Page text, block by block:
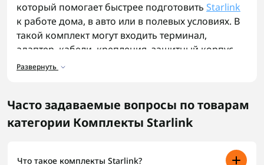
который помогает быстрее подготовить Starlink
к работе дома, в авто или в полевых условиях. В
такой комплект могут входить терминал,
адаптер, кабели, крепления, защитный корпус
или другие элементы для подключения.
отдельно искать каждую деталь и проверять, все
ли между собой подходит. Особенно это важно
для авто, мобильной группы или работы там, где
после развертывания.
Развернуть
Часто задаваемые вопросы по товарам
категории Комплекты Starlink
Что такое комплекты Starlink?